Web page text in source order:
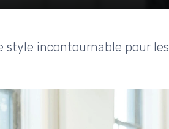
style incontournable pour les